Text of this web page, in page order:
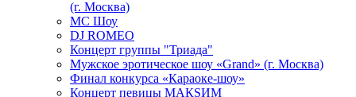
(г. Москва)
MC Шоу
DJ ROMEO
Концерт группы "Триада"
Мужское эротическое шоу «Grand» (г. Москва)
Финал конкурса «Караоке-шоу»
Концерт певицы МАКSИМ